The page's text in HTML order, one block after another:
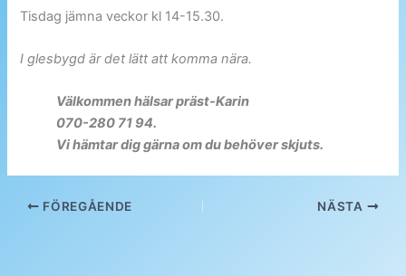
Tisdag jämna veckor kl 14-15.30.
I glesbygd är det lätt att komma nära.
Välkommen hälsar präst-Karin
070-280 71 94.
Vi hämtar dig gärna om du behöver skjuts.
FÖREGÅENDE NÄSTA